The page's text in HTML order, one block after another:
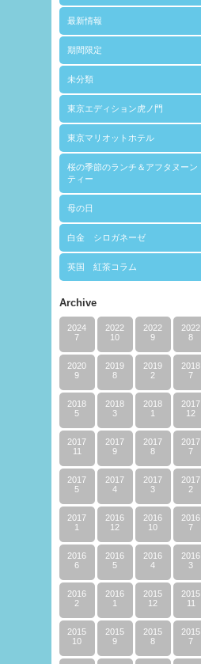
最新情報
期間限定
未分類
東京エディション虎ノ門
東京マリオットホテル
桜の季節のランチ＆アフタヌーン
ティー
母の日
白金 シロガネーゼ
英国 紅茶コラム
Archive
2024
7
2022
10
2022
9
2022
8
2020
9
2019
8
2019
2
2018
7
2018
5
2018
3
2018
1
2017
12
2017
11
2017
9
2017
8
2017
7
2017
5
2017
4
2017
3
2017
2
2017
1
2016
12
2016
10
2016
7
2016
6
2016
5
2016
4
2016
3
2016
2
2016
1
2015
12
2015
11
2015
10
2015
9
2015
8
2015
7